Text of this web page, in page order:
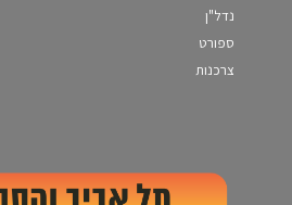
נדל"ן
ספורט
צרכנות